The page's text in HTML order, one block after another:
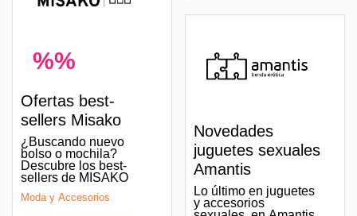
%%
Ofertas best-
sellers Misako
¿Buscando nuevo
bolso o mochila?
Descubre los best-
sellers de MISAKO
Moda y Accesorios
Novedades
juguetes sexuales
Amantis
Lo último en juguetes
y accesorios